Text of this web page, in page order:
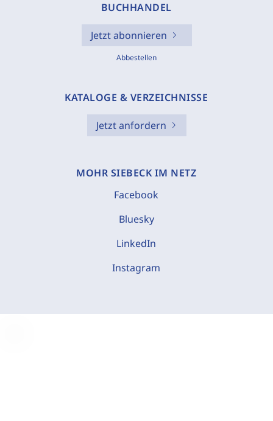
BUCHHANDEL
Jetzt abonnieren
Abbestellen
KATALOGE & VERZEICHNISSE
Jetzt anfordern
MOHR SIEBECK IM NETZ
Facebook
Bluesky
LinkedIn
Instagram